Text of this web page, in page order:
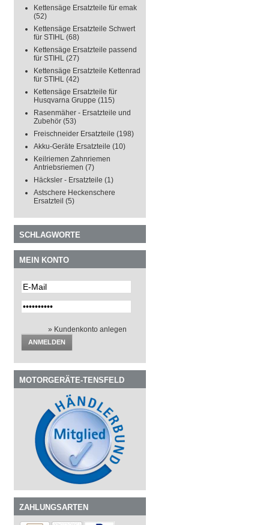
Kettensäge Ersatzteile für emak
(52)
Kettensäge Ersatzteile Schwert
für STIHL (68)
Kettensäge Ersatzteile passend
für STIHL (27)
Kettensäge Ersatzteile Kettenrad
für STIHL (42)
Kettensäge Ersatzteile für
Husqvarna Gruppe (115)
Rasenmäher - Ersatzteile und
Zubehör (53)
Freischneider Ersatzteile (198)
Akku-Geräte Ersatzteile (10)
Keilriemen Zahnriemen
Antriebsriemen (7)
Häcksler - Ersatzteile (1)
Astschere Heckenschere
Ersatzteil (5)
SCHLAGWORTE
MEIN KONTO
» Kundenkonto anlegen
ANMELDEN
MOTORGERÄTE-TENSFELD
ZAHLUNGSARTEN